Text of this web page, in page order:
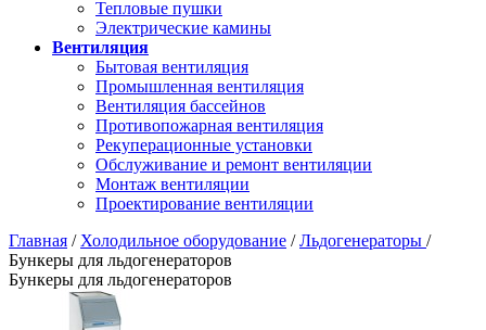
Тепловые пушки
Электрические камины
Вентиляция
Бытовая вентиляция
Промышленная вентиляция
Вентиляция бассейнов
Противопожарная вентиляция
Рекуперационные установки
Обслуживание и ремонт вентиляции
Монтаж вентиляции
Проектирование вентиляции
Главная / Холодильное оборудование /Льдогенераторы /
Бункеры для льдогенераторов
Бункеры для льдогенераторов